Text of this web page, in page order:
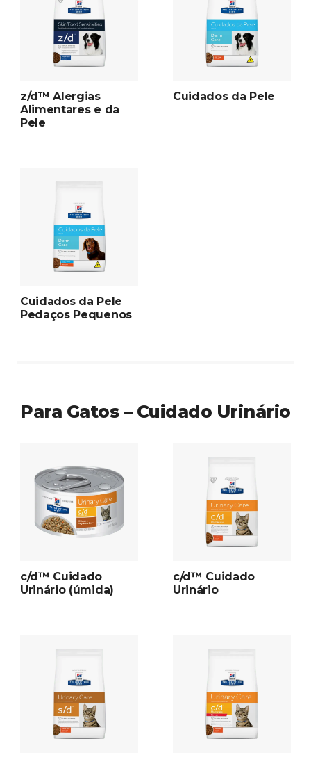
z/d™ Alergias
Alimentares e da
Pele
Cuidados da Pele
Cuidados da Pele
Pedaços Pequenos
Para Gatos – Cuidado Urinário
c/d™ Cuidado
Urinário (úmida)
c/d™ Cuidado
Urinário